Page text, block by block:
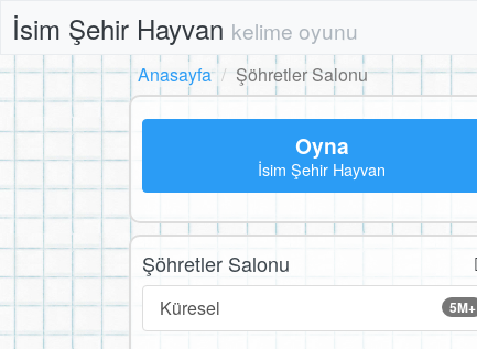
İsim Şehir Hayvan kelime oyunu
Anasayfa
Şöhretler Salonu
Oyna
İsim Şehir Hayvan
Şöhretler Salonu
5M+
Küresel